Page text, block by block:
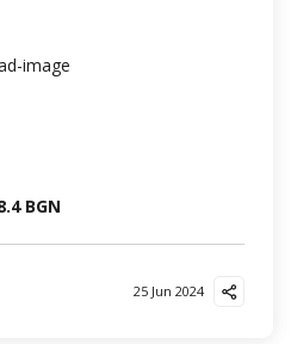
BGN
25 Jun 2024